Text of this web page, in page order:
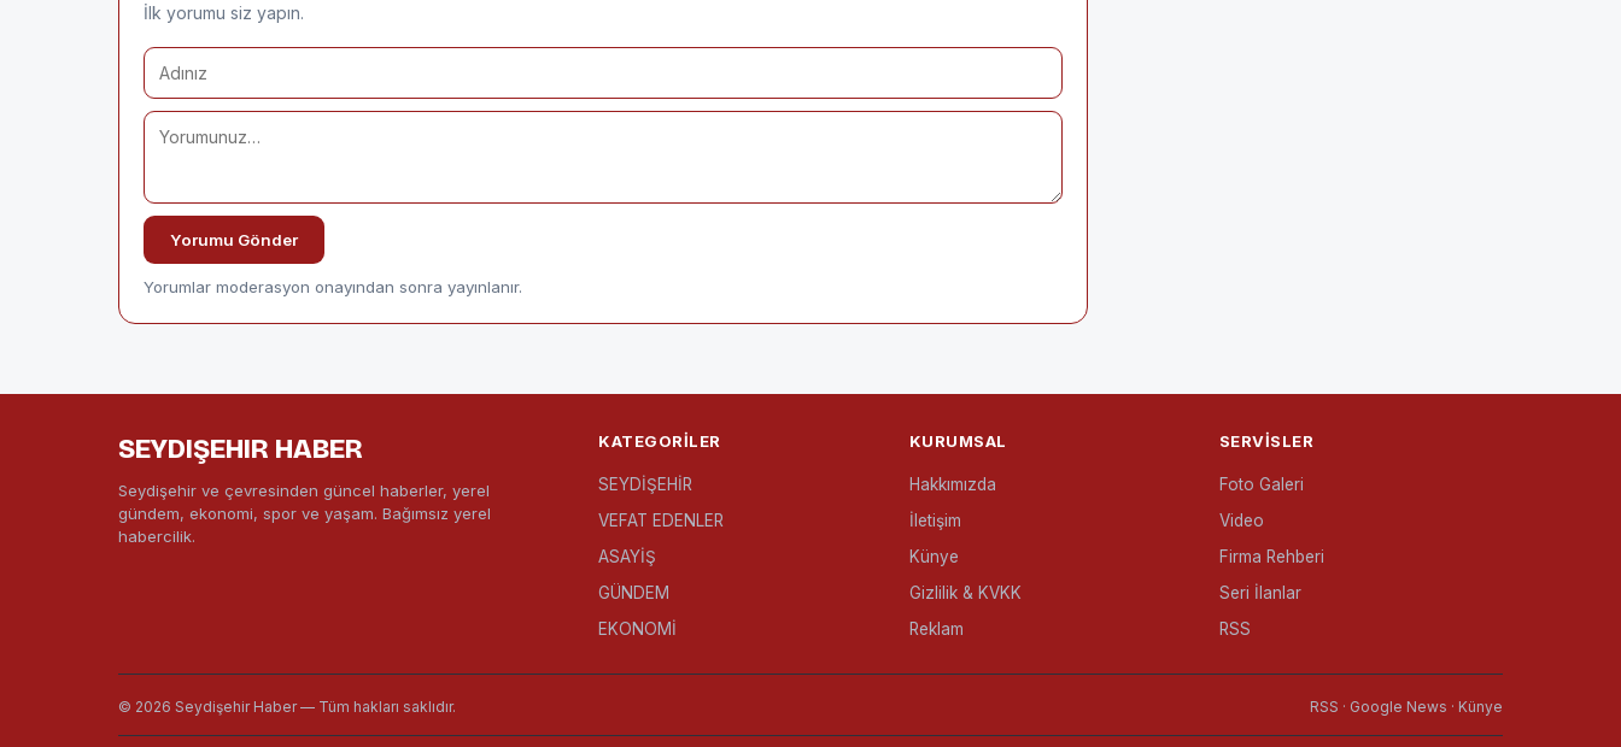
İlk yorumu siz yapın.
Yorumu Gönder
Yorumlar moderasyon onayından sonra yayınlanır.
SEYDIŞEHIR HABER
Seydişehir ve çevresinden güncel haberler, yerel
gündem, ekonomi, spor ve yaşam. Bağımsız yerel
habercilik.
KATEGORILER
SEYDİŞEHİR
VEFAT EDENLER
ASAYİŞ
GÜNDEM
EKONOMİ
KURUMSAL
Hakkımızda
İletişim
Künye
Gizlilik & KVKK
Reklam
SERVISLER
Foto Galeri
Video
Firma Rehberi
Seri İlanlar
RSS
© 2026 Seydişehir Haber — Tüm hakları saklıdır. RSS · Google News · Künye